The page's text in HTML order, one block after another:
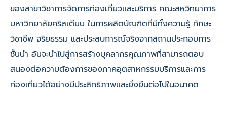
ของสาขาวิชาการจัดการท่องเที่ยวและบริการ คณะสหวิทยาการ
มหาวิทยาลัยคริสเตียน ในการผลิตบัณฑิตที่มีทั้งความรู้ ทักษะ
วิชาชีพ จริยธรรม และประสบการณ์จริงจากสถานประกอบการ
ชั้นนำ อันจะนำไปสู่การสร้างบุคลากรคุณภาพที่สามารถตอบ
สนองต่อความต้องการของภาคอุตสาหกรรมบริการและการ
ท่องเที่ยวได้อย่างมีประสิทธิภาพและยั่งยืนต่อไปในอนาคต